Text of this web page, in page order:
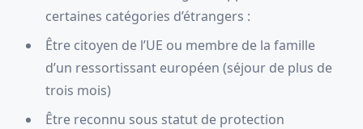
certaines catégories d’étrangers :
Être citoyen de l’UE ou membre de la famille
d’un ressortissant européen (séjour de plus de
trois mois)
Être reconnu sous statut de protection